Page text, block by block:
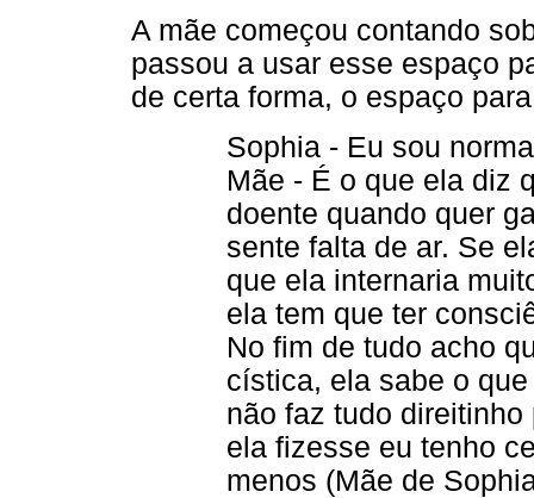
A mãe começou contando
passou a usar esse espaço
de certa forma, o espaço
Sophia - Eu sou
Mãe - É o que ela diz
doente quando quer
sente falta de ar. Se
que ela internaria
ela tem que ter
No fim de tudo acho
cística, ela sabe o
não faz tudo
ela fizesse eu tenho
menos (Mãe de